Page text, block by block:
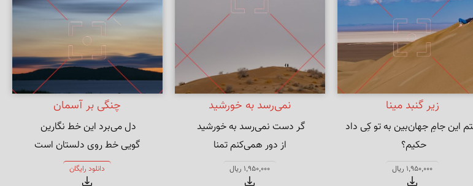
زیر گنبد مینا
گفتم این جامِ جهان‌بین به تو کِی داد
گفت آن روز که این گنبدِ مینا می‌کرد
1,950,000 ریال
نمی‌رسد به خورشید
از دور همی‌کنم تمنا
1,950,000 ریال
چنگی بر آسمان
گویی خط روی دلستان است
دانلود رایگان